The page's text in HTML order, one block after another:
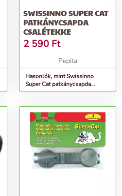
SWISSINNO SUPER CAT
PATKÁNYCSAPDA
CSALÉTEKKE
2 590 Ft
Pepita
Hasonlók, mint Swissinno
Super Cat patkánycsapda
csalétekke